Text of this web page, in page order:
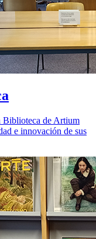
Biblioteca de Artium
e innovación de sus